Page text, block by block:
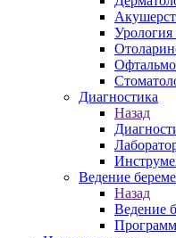
Урология
Диагностика
Назад
Ведение
Назад
Ведение